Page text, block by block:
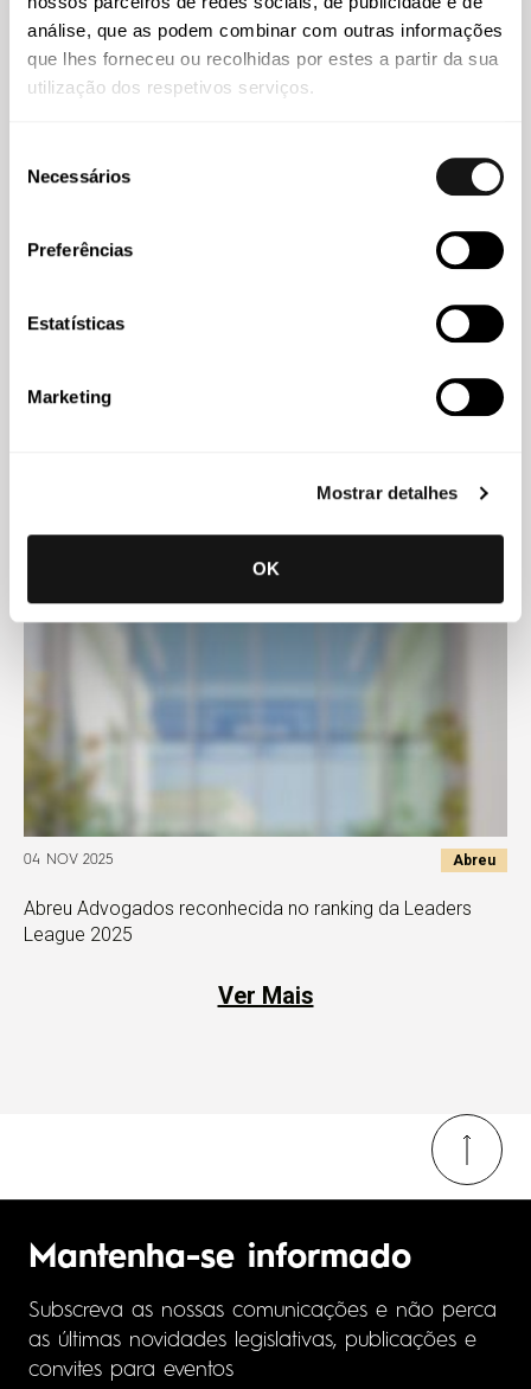
análise, que as podem combinar com outras informações
que lhes forneceu ou recolhidas por estes a partir da sua
utilização dos respetivos serviços.
Necessários
Preferências
Estatísticas
Marketing
Mostrar detalhes
OK
2026
Abreu
04 NOV 2025 Abreu
Abreu Advogados reconhecida no ranking da Leaders
League 2025
Ver Mais
Mantenha-se informado
Subscreva as nossas comunicações e não perca
as últimas novidades legislativas, publicações e
convites para eventos